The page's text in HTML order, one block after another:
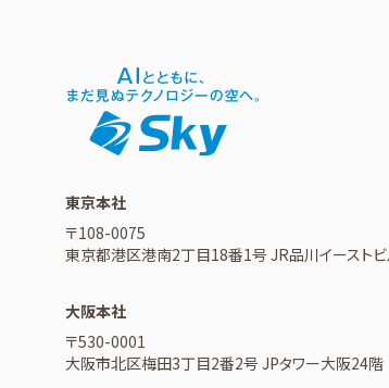
東京本社
〒108-0075
東京都港区港南2丁目18番1号 JR品川イースト
大阪本社
〒530-0001
大阪市北区梅田3丁目2番2号 JPタワー大阪24階